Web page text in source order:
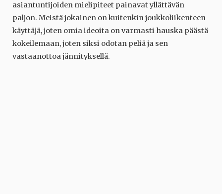
asiantuntijoiden mielipiteet painavat yllättävän
paljon. Meistä jokainen on kuitenkin joukkoliikenteen
käyttäjä, joten omia ideoita on varmasti hauska päästä
kokeilemaan, joten siksi odotan peliä ja sen
vastaanottoa jännityksellä.